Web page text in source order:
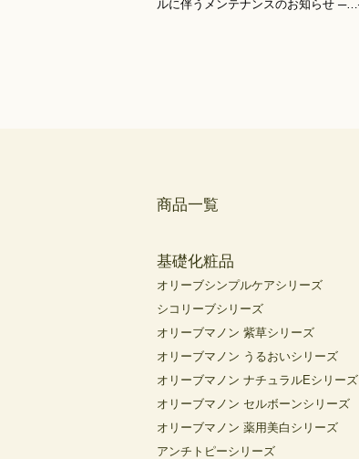
商品一覧
基礎化粧品
オリーブシンプルケアシリーズ
シコリーブシリーズ
オリーブマノン 紫草シリーズ
オリーブマノン うるおいシリーズ
オリーブマノン ナチュラルEシリーズ
オリーブマノン セルボーンシリーズ
オリーブマノン 薬用美白シリーズ
アンチトピーシリーズ